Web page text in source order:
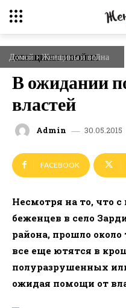
Домой Женщины и война
ЖЕНЩИНЫ И ВОЙНА
В ожидании
властей
Admin 30.05.2015
FACEBOOK
Несмотря на то, что
беженцев в село
района, прошло
все еще ютятся в
полуразрушенных
ожидая помощи от